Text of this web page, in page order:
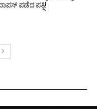
ಪಡೆದ ಪತ್ನಿ!